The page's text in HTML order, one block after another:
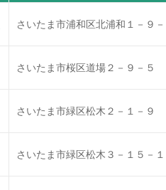
さいたま市浦和区北浦和１－９
さいたま市桜区道場２－９－５
さいたま市緑区松木２－１－９
さいたま市緑区松木３－１５－